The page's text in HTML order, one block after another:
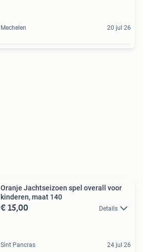
Mechelen 20 jul 26
Oranje Jachtseizoen spel overall voor
kinderen, maat 140
€ 15,00 Details
Sint Pancras 24 jul 26